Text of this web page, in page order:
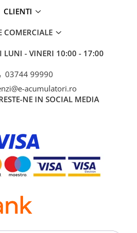
USB
CLIENTI
COMERCIALE
LUNI - VINERI 10:00 - 17:00
03744 99990
acumulatori.ro
NE IN SOCIAL MEDIA